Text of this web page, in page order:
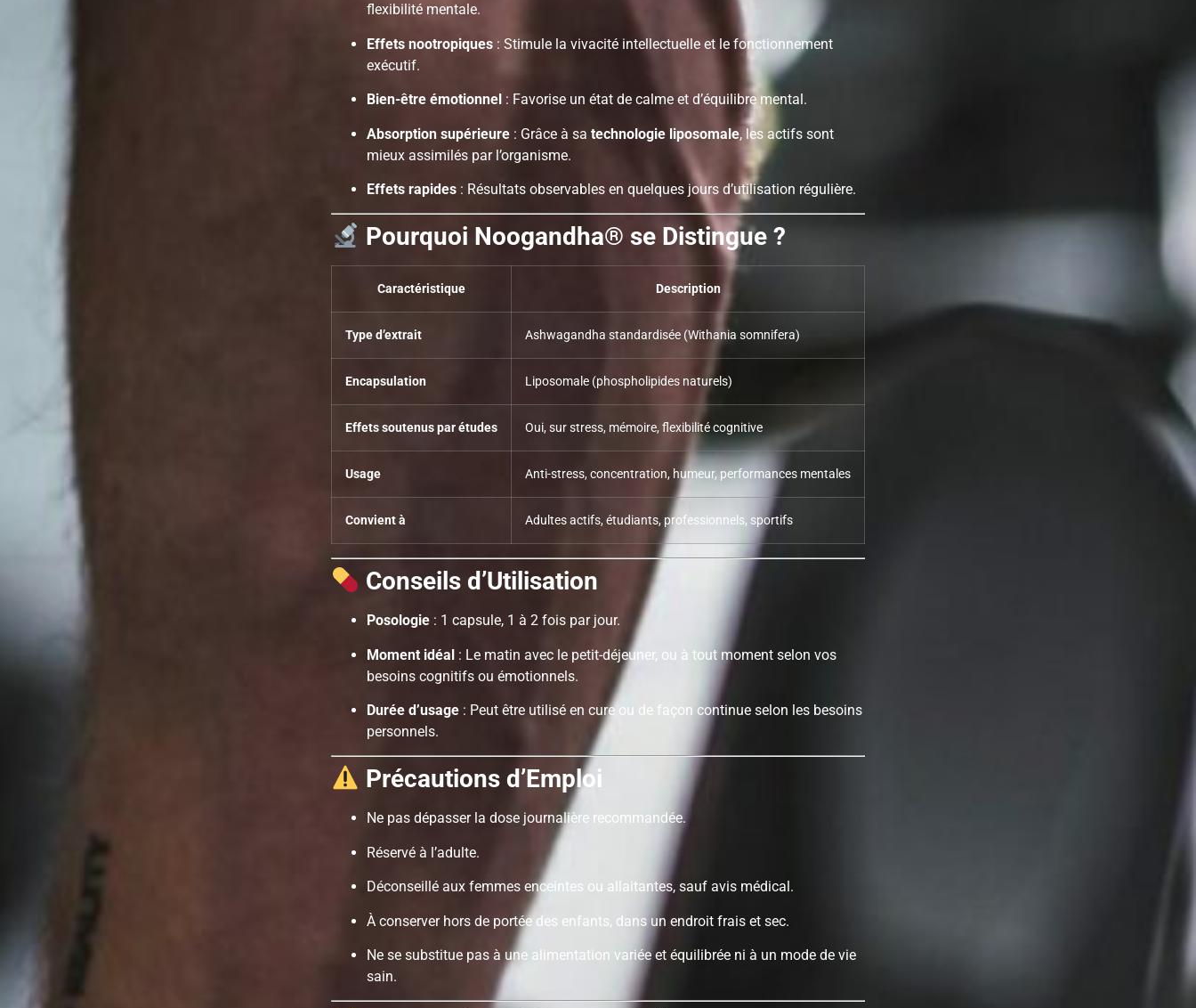
flexibilité mentale.
Effets nootropiques : Stimule la vivacité intellectuelle et le fonctionnement
exécutif.
Bien-être émotionnel : Favorise un état de calme et d’équilibre mental.
Absorption supérieure : Grâce à sa technologie liposomale, les actifs sont
mieux assimilés par l’organisme.
Effets rapides : Résultats observables en quelques jours d’utilisation régulière.
Pourquoi Noogandha®️ se Distingue ?
Caractéristique Description
Type d’extrait Ashwagandha standardisée (Withania somnifera)
Encapsulation Liposomale (phospholipides naturels)
Effets soutenus par études Oui, sur stress, mémoire, flexibilité cognitive
Usage Anti-stress, concentration, humeur, performances mentales
Convient à Adultes actifs, étudiants, professionnels, sportifs
Conseils d’Utilisation
Posologie : 1 capsule, 1 à 2 fois par jour.
Moment idéal : Le matin avec le petit-déjeuner, ou à tout moment selon vos
besoins cognitifs ou émotionnels.
Durée d’usage : Peut être utilisé en cure ou de façon continue selon les besoins
personnels.
Précautions d’Emploi
Ne pas dépasser la dose journalière recommandée.
Réservé à l’adulte.
Déconseillé aux femmes enceintes ou allaitantes, sauf avis médical.
À conserver hors de portée des enfants, dans un endroit frais et sec.
Ne se substitue pas à une alimentation variée et équilibrée ni à un mode de vie
sain.